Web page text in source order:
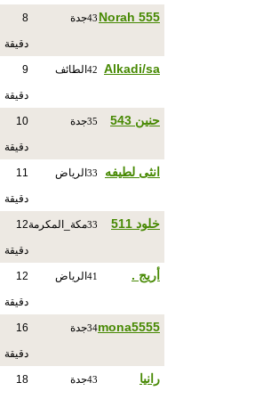
Norah 555
43جدة 8
دقيقة
Alkadi/sa
42 الطائف 9
دقيقة
حنين 543 35جدة 10
دقيقة
انثى لطيفه 33 الرياض 11
دقيقة
خلود 511 33مكة_المكرمة12
دقيقة
أريج . 41 الرياض 12
دقيقة
mona5555
34جدة 16
دقيقة
رانيا 43جدة 18